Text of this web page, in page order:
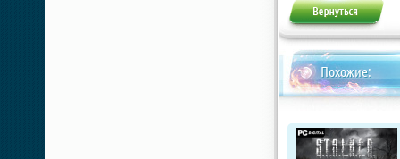
Похожие: